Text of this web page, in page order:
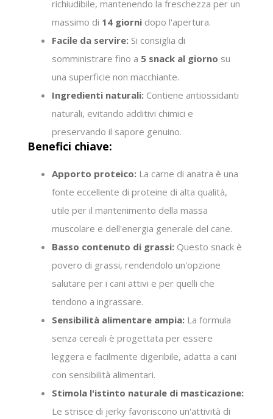
richiudibile, mantenendo la freschezza per un
massimo di 14 giorni dopo l'apertura.
Facile da servire: Si consiglia di
somministrare fino a 5 snack al giorno su
una superficie non macchiante.
Ingredienti naturali: Contiene antiossidanti
naturali, evitando additivi chimici e
preservando il sapore genuino.
Benefici chiave:
Apporto proteico: La carne di anatra è una
fonte eccellente di proteine di alta qualità,
utile per il mantenimento della massa
muscolare e dell'energia generale del cane.
Basso contenuto di grassi: Questo snack è
povero di grassi, rendendolo un'opzione
salutare per i cani attivi e per quelli che
tendono a ingrassare.
Sensibilità alimentare ampia: La formula
senza cereali è progettata per essere
leggera e facilmente digeribile, adatta a cani
con sensibilità alimentari.
Stimola l'istinto naturale di masticazione:
Le strisce di jerky favoriscono un'attività di